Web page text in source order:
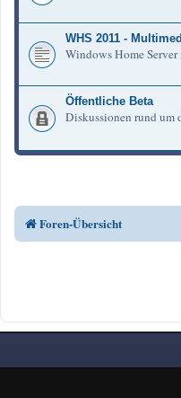
WHS 2011 -
Windows Home
Öffentliche Beta
Diskussionen rund um
Foren-Übersicht